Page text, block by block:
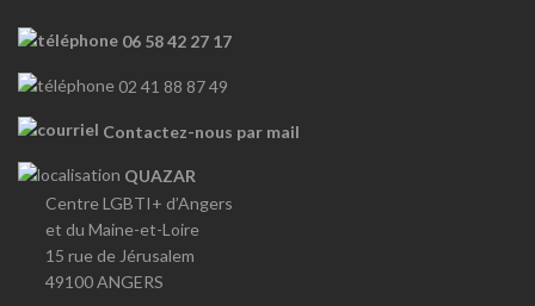
06 58 42 27 17
02 41 88 87 49
Contactez-nous par mail
QUAZAR
Centre LGBTI+ d’Angers
et du Maine-et-Loire
15 rue de Jérusalem
49100 ANGERS